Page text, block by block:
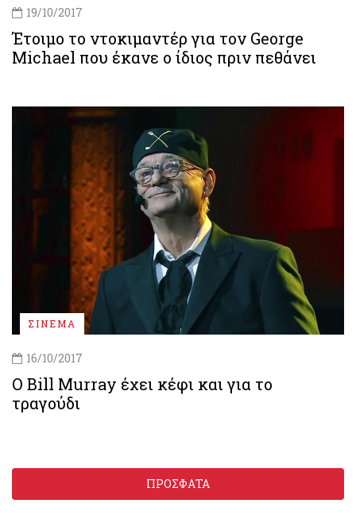
19/10/2017
Έτοιμο το ντοκιμαντέρ για τον George
Michael που έκανε ο ίδιος πριν πεθάνει
ΣΙΝΕΜΑ
16/10/2017
O Bill Murray έχει κέφι και για το
τραγούδι
ΠΡΟΣΦΑΤΑ